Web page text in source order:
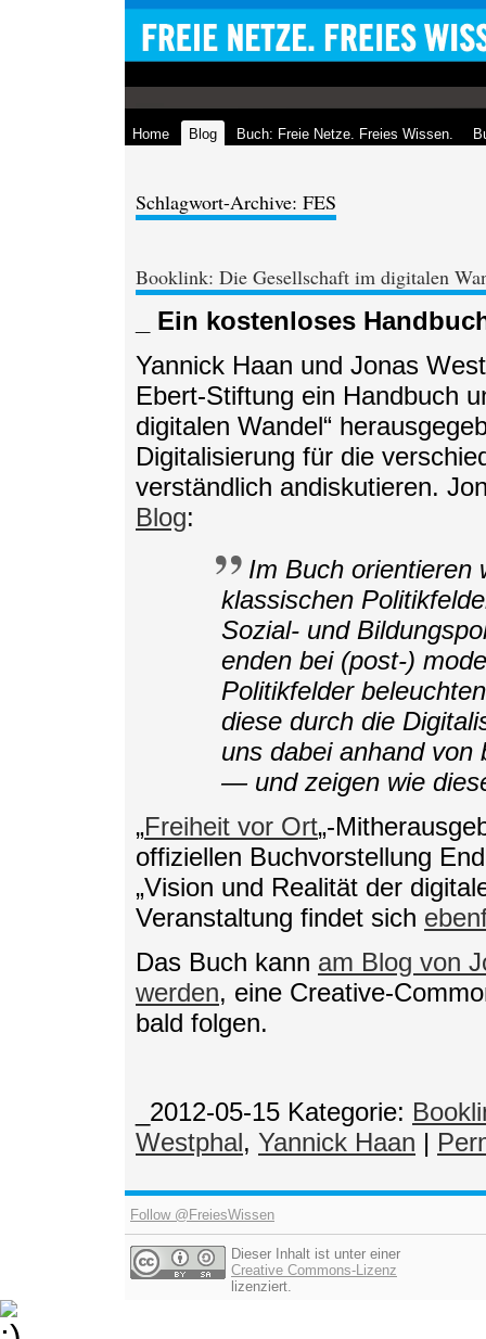
Home Blog Buch: Freie Netze. Freies Wissen.
Schlagwort-Archive: FES
Booklink: Die Gesellschaft im digitalen
_ Ein kostenloses
Yannick Haan und Jonas
Ebert-Stiftung ein Handbuch
digitalen Wandel“
Digitalisierung für die
verständlich andiskutieren.
Blog:
Im Buch orientieren
klassischen
Sozial- und
enden bei (post-)
Politikfelder
diese durch die
uns dabei anhand von
— und zeigen wie
„Freiheit vor Ort„-
offiziellen Buchvorstellung
„Vision und Realität der
Veranstaltung findet sich
Das Buch kann am Blog von
werden, eine Creative-
bald folgen.
_2012-05-15 Kategorie:
Westphal, Yannick Haan |
Follow @FreiesWissen
Dieser Inhalt ist unter einer
Creative Commons-Lizenz
lizenziert.